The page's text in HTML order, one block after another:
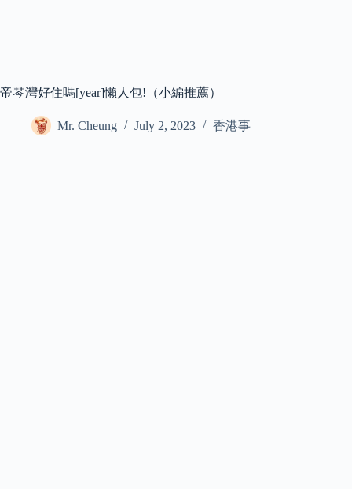
帝琴灣好住嗎[year]懶人包!（小編推薦）
Mr. Cheung July 2, 2023 香港事